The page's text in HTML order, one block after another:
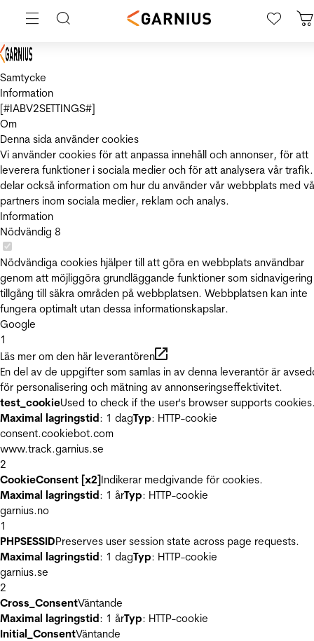
Samtycke
Information
[#IABV2SETTINGS#]
Om
Denna sida använder cookies
Vi använder cookies för att anpassa innehåll och annonser, för att
leverera funktioner i sociala medier och för att analysera vår
delar också information om hur du använder vår webbplats med
partners inom sociala medier, reklam och analys.
Information
Nödvändig 8
Nödvändiga cookies hjälper till att göra en webbplats användbar
genom att möjliggöra grundläggande funktioner som
tillgång till säkra områden på webbplatsen. Webbplatsen kan inte
fungera optimalt utan dessa informationskapslar.
Google
1
Läs mer om den här leverantören
En del av de uppgifter som samlas in av denna leverantör är
för personalisering och mätning av annonseringseffektivitet.
test_cookieUsed to check if the user's browser supports
Maximal lagringstid: 1 dagTyp: HTTP-cookie
consent.cookiebot.com
www.track.garnius.se
2
CookieConsent [x2]Indikerar medgivande för cookies.
Maximal lagringstid: 1 årTyp: HTTP-cookie
garnius.no
1
PHPSESSIDPreserves user session state across page requests.
Maximal lagringstid: 1 dagTyp: HTTP-cookie
garnius.se
2
Cross_ConsentVäntande
Maximal lagringstid: 1 årTyp: HTTP-cookie
Initial_ConsentVäntande